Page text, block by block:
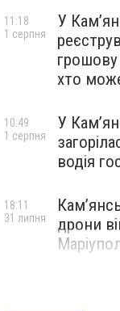
У
хто
11:18
1 серпня
У
водія
10:49
1 серпня
дрони
18:11
31 липня